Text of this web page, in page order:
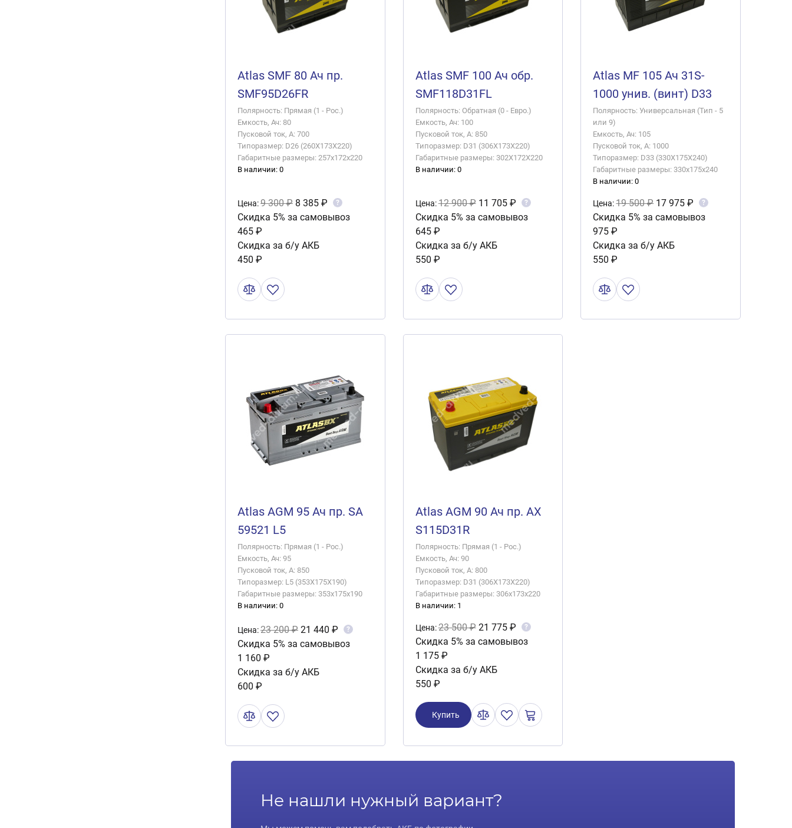
Atlas SMF 80 Ач пр.
SMF95D26FR
Полярность: Прямая (1 - Рос.)
Емкость, Ач: 80
Пусковой ток, А: 700
Типоразмер: D26 (260X173X220)
Габаритные размеры: 257x172x220
В наличии: 0
Цена:9 300 ₽ 8 385 ₽ ?
Скидка 5% за самовывоз
465 ₽
Скидка за б/у АКБ
450 ₽
Atlas SMF 100 Ач обр.
SMF118D31FL
Полярность: Обратная (0 - Евро.)
Емкость, Ач: 100
Пусковой ток, А: 850
Типоразмер: D31 (306X173X220)
Габаритные размеры: 302X172X220
В наличии: 0
Цена:12 900 ₽ 11 705 ₽ ?
Скидка 5% за самовывоз
645 ₽
Скидка за б/у АКБ
550 ₽
Atlas MF 105 Ач 31S-
1000 унив. (винт) D33
Полярность: Универсальная (Тип - 5
или 9)
Емкость, Ач: 105
Пусковой ток, А: 1000
Типоразмер: D33 (330X175X240)
Габаритные размеры: 330x175x240
В наличии: 0
Цена:19 500 ₽ 17 975 ₽ ?
Скидка 5% за самовывоз
975 ₽
Скидка за б/у АКБ
550 ₽
Atlas AGM 95 Ач пр. SA
59521 L5
Полярность: Прямая (1 - Рос.)
Емкость, Ач: 95
Пусковой ток, А: 850
Типоразмер: L5 (353X175X190)
Габаритные размеры: 353x175x190
В наличии: 0
Цена:23 200 ₽ 21 440 ₽ ?
Скидка 5% за самовывоз
1 160 ₽
Скидка за б/у АКБ
600 ₽
Atlas AGM 90 Ач пр. AX
S115D31R
Полярность: Прямая (1 - Рос.)
Емкость, Ач: 90
Пусковой ток, А: 800
Типоразмер: D31 (306X173X220)
Габаритные размеры: 306х173х220
В наличии: 1
Цена:23 500 ₽ 21 775 ₽ ?
Скидка 5% за самовывоз
1 175 ₽
Скидка за б/у АКБ
550 ₽
Купить
Не нашли нужный вариант?